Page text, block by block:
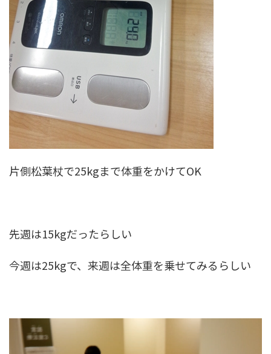
片側松葉杖で25kgまで体重をかけてOK
先週は15kgだったらしい
今週は25kgで、来週は全体重を乗せてみるらしい